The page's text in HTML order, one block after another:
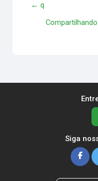
← q
Siga